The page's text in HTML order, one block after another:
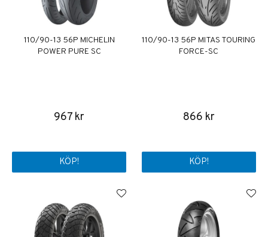
110/90-13 56P MICHELIN
POWER PURE SC
967 kr
KÖP!
110/90-13 56P MITAS TOURING
FORCE-SC
866 kr
KÖP!